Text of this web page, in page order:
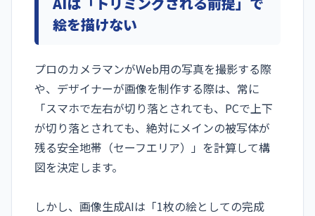
絵を描けない
プロのカメラマンがWeb用の写真を撮影する際
や、デザイナーが画像を制作する際は、常に
「スマホで左右が切り落とされても、PCで上下
が切り落とされても、絶対にメインの被写体が
残る安全地帯（セーフエリア）」を計算して構
図を決定します。
しかし、画像生成AIは「1枚の絵としての完成